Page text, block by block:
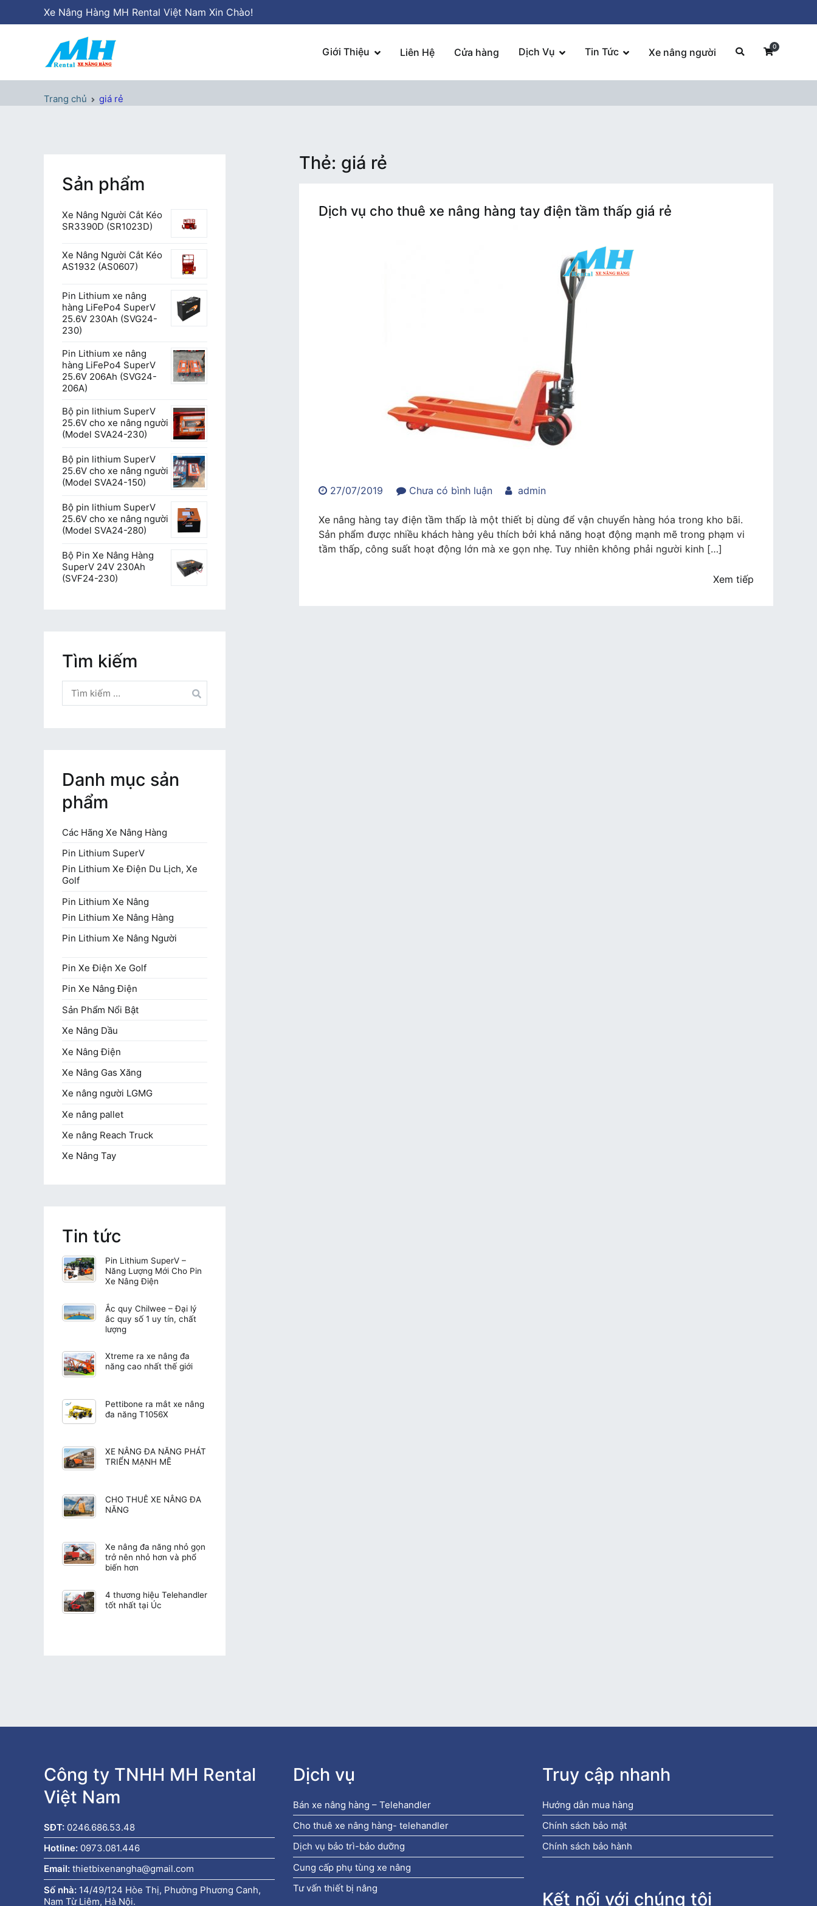
tới
Xe Nâng Hàng MH Rental Việt Nam Xin Chào!
Giới Thiệu Liên Hệ Cửa hàng Dịch Vụ Tin Tức Xe nâng người 0
Trang chủ giá rẻ
Thẻ: giá rẻ
Dịch vụ cho thuê xe nâng hàng tay điện tầm thấp giá rẻ
27/07/2019 Chưa có bình luậntrong
vụ
cho
thuê
admin
Xe nâng hàng tay điện tầm thấp là một thiết bị dùng để vận chuyển hàng hóa trong kho bãi.
Sản phẩm được nhiều khách hàng yêu thích bởi khả năng hoạt động mạnh mẽ trong phạm vi
tầm thấp, công suất hoạt động lớn mà xe gọn nhẹ. Tuy nhiên không phải người kinh […]
Xem tiếp
Sản phẩm
Xe Nâng Người Cắt Kéo
SR3390D (SR1023D)
Xe Nâng Người Cắt Kéo
AS1932 (AS0607)
Pin Lithium xe nâng
hàng LiFePo4 SuperV
25.6V 230Ah (SVG24-
230)
Pin Lithium xe nâng
hàng LiFePo4 SuperV
25.6V 206Ah (SVG24-
206A)
Bộ pin lithium SuperV
25.6V cho xe nâng người
(Model SVA24-230)
Bộ pin lithium SuperV
25.6V cho xe nâng người
(Model SVA24-150)
Bộ pin lithium SuperV
25.6V cho xe nâng người
(Model SVA24-280)
Bộ Pin Xe Nâng Hàng
SuperV 24V 230Ah
(SVF24-230)
Tìm kiếm
kiếm
cho:
Danh mục sản
phẩm
Các Hãng Xe Nâng Hàng
Pin Lithium SuperV
Pin Lithium Xe Điện Du Lịch, Xe
Golf
Pin Lithium Xe Nâng
Pin Lithium Xe Nâng Hàng
Pin Lithium Xe Nâng Người
Pin Xe Điện Xe Golf
Pin Xe Nâng Điện
Sản Phẩm Nổi Bật
Xe Nâng Dầu
Xe Nâng Điện
Xe Nâng Gas Xăng
Xe nâng người LGMG
Xe nâng pallet
Xe nâng Reach Truck
Xe Nâng Tay
Tin tức
Pin Lithium SuperV –
Năng Lượng Mới Cho Pin
Xe Nâng Điện
Ắc quy Chilwee – Đại lý
ắc quy số 1 uy tín, chất
lượng
Xtreme ra xe nâng đa
năng cao nhất thế giới
Pettibone ra mắt xe nâng
đa năng T1056X
XE NÂNG ĐA NĂNG PHÁT
TRIỂN MẠNH MẼ
CHO THUÊ XE NÂNG ĐA
NĂNG
Xe nâng đa năng nhỏ gọn
trở nên nhỏ hơn và phổ
biến hơn
4 thương hiệu Telehandler
tốt nhất tại Úc
Công ty TNHH MH Rental
Việt Nam
SĐT: 0246.686.53.48
Hotline: 0973.081.446
Email: thietbixenangha@gmail.com
Số nhà: 14/49/124 Hòe Thị, Phường Phương Canh,
Nam Từ Liêm, Hà Nội.
Dịch vụ
Bán xe nâng hàng – Telehandler
Cho thuê xe nâng hàng- telehandler
Dịch vụ bảo trì-bảo dưỡng
Cung cấp phụ tùng xe nâng
Tư vấn thiết bị nâng
Truy cập nhanh
Hướng dẫn mua hàng
Chính sách bảo mật
Chính sách bảo hành
Kết nối với chúng tôi